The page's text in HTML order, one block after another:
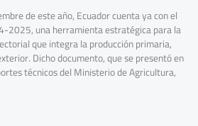
de este año, Ecuador cuenta ya con el
2025, una herramienta estratégica para la
que integra la producción primaria,
Dicho documento, que se presentó en
técnicos del Ministerio de Agricultura,